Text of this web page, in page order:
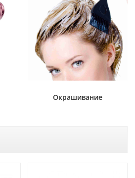
Окрашивание